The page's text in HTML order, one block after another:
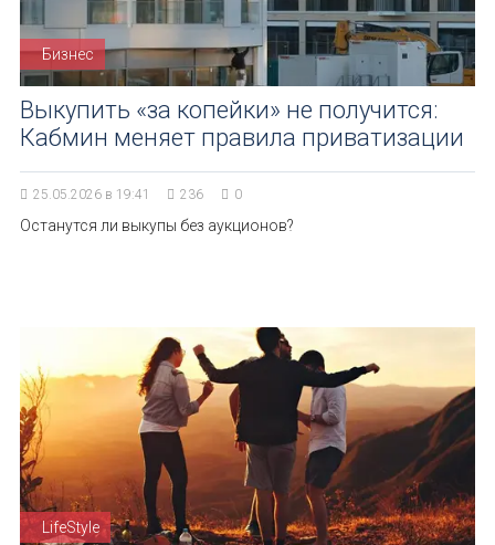
Бизнес
Выкупить «за копейки» не получится:
Кабмин меняет правила приватизации
25.05.2026 в 19:41 236 0
Останутся ли выкупы без аукционов?
LifeStyle